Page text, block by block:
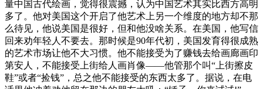
量中国古代绘画，觉得很震撼，认为中国艺术其实比西方高明
多了。他对美国这个开启了他艺术上另一个维度的地方却不那
么待见，他说美国是很好，但和他没啥关系。在美国，他写信
回来劝年轻人不要去。那时候是90年代初，美国发育得很成熟
的艺术市场让他不大习惯。他不能接受为了赚钱去给画廊画印
第安人，不能接受上街给人画肖像——他管那个叫“上街擦皮
鞋”或者“捡钱”，总之他不能接受的东西太多了。据说，在电